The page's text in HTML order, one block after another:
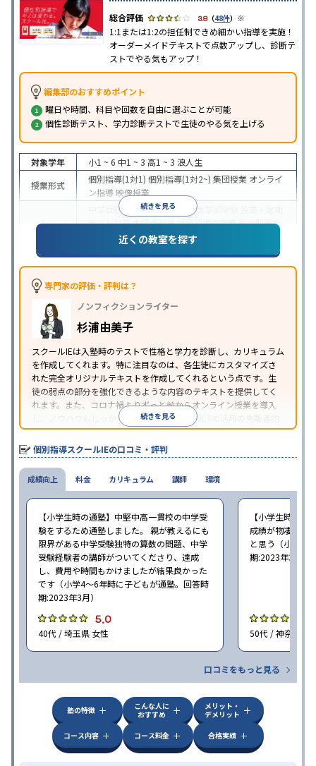
3.8（48件） ※
1:1または1:2の担任制できめ細かい指導を実施！
オーダーメイドテキストで点数アップし、診断テ
ストでやる気もアップ！
編集部のおすすめポイント
曜日や時間、科目や回数を自由に選ぶことが可能
個性診断テスト、学力診断テストで生徒のやる気を上げる
続きを見る
対象学年 小1 ~ 6 中1 ~ 3 高1 ~ 3 浪人生
授業形式
個別指導(1対1) 個別指導(1対2~) 集団授業 オンライ
ン指導 映像授業
中学受験 高校受験大学受験 医学部受験
テスト対策内申点対策学習習慣の定着総合型選抜
(旧AO)対策 推薦入試対策学校別特化対策
中高一貫校生に対応
可能季節講習のみの受講可
※2023年3月調査。小学校高学年の個別指導塾アンケート調査方法
近くの教室を探す
専門家の評価・評判は？
ノンフィクションライター
杉浦由美子
スクールIEは入塾時のテストで性格と学力を診断し、カリキュラム
を作成してくれます。特に注目なのは、各生徒にカスタマイズさ
れた完全オリジナルテキストを作成してくれるという点です。生
徒の弱点の部分を強化できるような内容のテキストを提供してく
れます。また、コロナ禍よりずっと前からオンライン授業を導入
し、ノウハウもしっかりとしています。AIやICTの活用の先駆者的
な個別指導塾です。
続きを見る
個別指導スクールIEの口コミ・評判
成績向上
【小学生時の通塾】中堅中高一貫校の中学受
験をするため通塾しました。 親が教えるにも
限界がある中学受験独特の算数の問題、中学
受験経験者の講師がついてくださり、達成
し、費用や時間もかけましたが結果良かった
です（小学4〜6年時に子どもが通塾。回答時
期:2023年3月）
5.0
40代 / 埼玉県 女性
【小学生時の通
成績が物凄く悪
と思う（小学6
期:2023年3月）
50代 / 神奈川県
口コミをもっと見る
料金 カリキュラム 講師 環境
塾の特徴
こんな人に
おすすめ
メリット・
デメリット
コース内容
コース料金 合格実績